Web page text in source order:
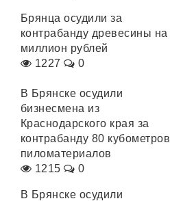
Брянца осудили за
контрабанду древесины на
миллион рублей
1227
0
В Брянске осудили
бизнесмена из
Краснодарского края за
контрабанду 80 кубометров
пиломатериалов
1215
0
В Брянске осудили